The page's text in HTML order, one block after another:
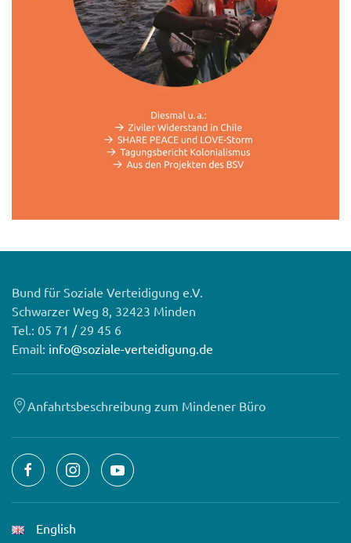
Bund für Soziale Verteidigung e.V.
Schwarzer Weg 8, 32423 Minden
Tel.: 05 71 / 29 45 6
Email: info@soziale-verteidigung.de
Anfahrtsbeschreibung zum Mindener Büro
English